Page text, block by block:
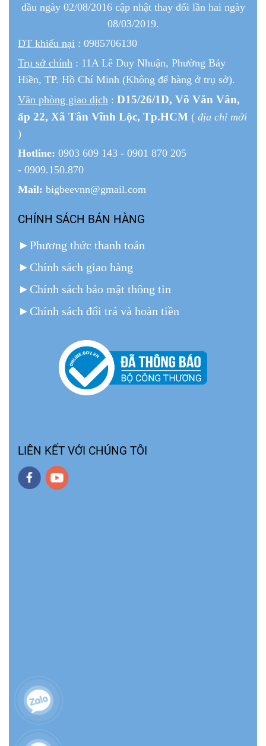
đầu ngày 02/08/2016 cập nhật thay đổi lần hai ngày
08/03/2019.
ĐT khiếu nại : 0985706130
Trụ sở chính : 11A Lê Duy Nhuận, Phường Bảy
Hiền, TP. Hồ Chí Minh (Không để hàng ở trụ sở).
Văn phòng giao dịch : D15/26/1D, Võ Văn Vân,
ấp 22, Xã Tân Vĩnh Lộc, Tp.HCM ( địa chỉ mới
)
Hotline: 0903 609 143 - 0901 870 205
- 0909.150.870
Mail: bigbeevnn@gmail.com
CHÍNH SÁCH BÁN HÀNG
►Phương thức thanh toán
► Chính sách giao hàng
► Chính sách bảo mật thông tin
► Chính sách đổi trả và hoàn tiền
LIÊN KẾT VỚI CHÚNG TÔI